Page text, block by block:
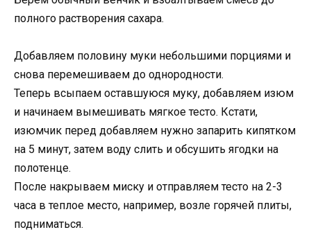
полного растворения сахара.
Добавляем половину муки небольшими порциями и
снова перемешиваем до однородности.
Теперь всыпаем оставшуюся муку, добавляем изюм
и начинаем вымешивать мягкое тесто. Кстати,
изюмчик перед добавляем нужно запарить кипятком
на 5 минут, затем воду слить и обсушить ягодки на
полотенце.
После накрываем миску и отправляем тесто на 2-3
часа в теплое место, например, возле горячей плиты,
подниматься.